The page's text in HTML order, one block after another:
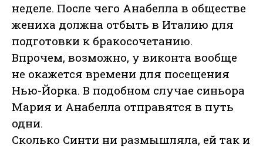
неделе. После чего Анабелла в обществе
жениха должна отбыть в Италию для
подготовки к бракосочетанию.
Впрочем, возможно, у виконта вообще
не окажется времени для посещения
Нью-Йорка. В подобном случае синьора
Мария и Анабелла отправятся в путь
одни.
Сколько Синти ни размышляла, ей так и